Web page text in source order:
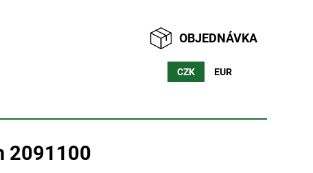
OBJEDNÁVKA
CZK EUR
2091100